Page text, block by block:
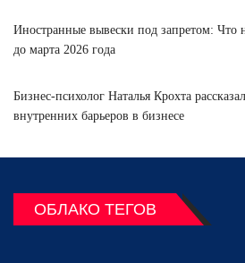
Иностранные вывески под запретом: Что
до марта 2026 года
Бизнес-психолог Наталья Крохта
внутренних барьеров в бизнесе
ОБЛАКО ТЕГОВ